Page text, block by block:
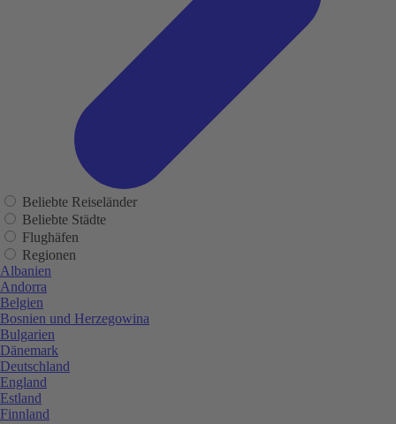
Beliebte Reiseländer
Beliebte Städte
Flughäfen
Regionen
Albanien
Andorra
Belgien
Bosnien und Herzegowina
Bulgarien
Dänemark
Deutschland
England
Estland
Finnland